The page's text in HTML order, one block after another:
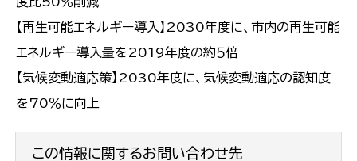
【再生可能エネルギー導入】2030年度に、市内の再生可能
エネルギー導入量を2019年度の約５倍
【気候変動適応策】2030年度に、気候変動適応の認知度
を70％に向上
この情報に関するお問い合わせ先